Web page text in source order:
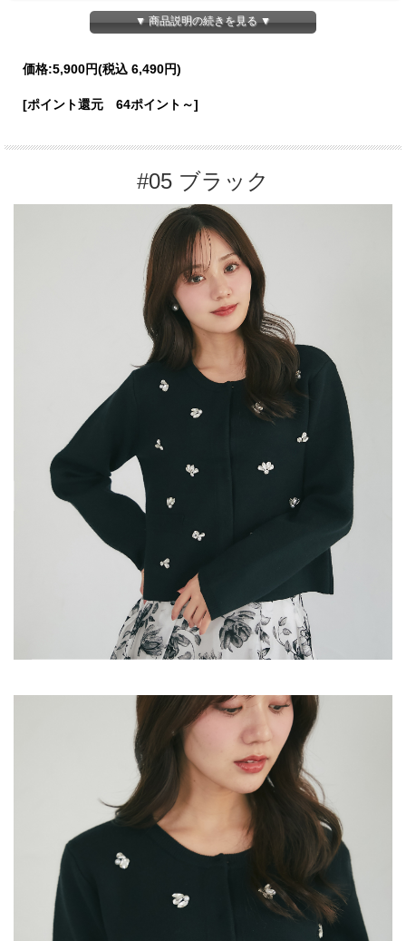
【Attention】サイズは平置きサイズとなりますので測り方により誤差が出る場合が
ございます。 色合いはモニター環境により若干の誤差が出ます。 ライティングや
せ。
▼ 商品説明の続きを見る ▼
価格:5,900円(税込 6,490円)
[ポイント還元 64ポイント～]
#05 ブラック